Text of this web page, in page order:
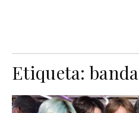
Etiqueta:banda